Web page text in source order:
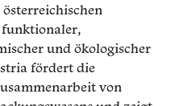
funktionaler,
und ökologischer
fördert die
von